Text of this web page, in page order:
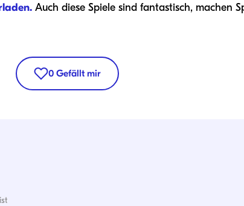
Auch diese Spiele sind fantastisch, machen
0 Gefällt mir